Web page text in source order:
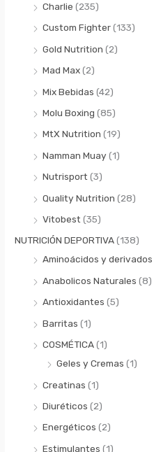
Charlie (235)
Custom Fighter(133)
Gold Nutrition (2)
Mad Max(2)
Mix Bebidas (42)
Molu Boxing (85)
MtX Nutrition (19)
Namman Muay (1)
Nutrisport(3)
Quality Nutrition (28)
Vitobest (35)
NUTRICIÓN DEPORTIVA(138)
Aminoácidos y derivados
Anabolicos Naturales (8)
Antioxidantes (5)
Barritas (1)
COSMÉTICA(1)
Geles y Cremas (1)
Creatinas (1)
Diuréticos (2)
Energéticos (2)
Estimulantes (1)